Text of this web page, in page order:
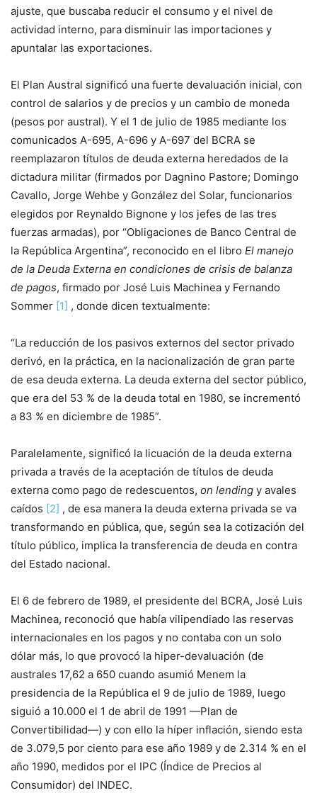
ajuste, que buscaba reducir el consumo y el nivel de
actividad interno, para disminuir las importaciones y
apuntalar las exportaciones.
El Plan Austral significó una fuerte devaluación inicial, con
control de salarios y de precios y un cambio de moneda
(pesos por austral). Y el 1 de julio de 1985 mediante los
comunicados A-695, A-696 y A-697 del BCRA se
reemplazaron títulos de deuda externa heredados de la
dictadura militar (firmados por Dagnino Pastore; Domingo
Cavallo, Jorge Wehbe y González del Solar, funcionarios
elegidos por Reynaldo Bignone y los jefes de las tres
fuerzas armadas), por “Obligaciones de Banco Central de
la República Argentina”, reconocido en el libro El manejo
de la Deuda Externa en condiciones de crisis de balanza
de pagos, firmado por José Luis Machinea y Fernando
Sommer [1] , donde dicen textualmente:
“La reducción de los pasivos externos del sector privado
derivó, en la práctica, en la nacionalización de gran parte
de esa deuda externa. La deuda externa del sector público,
que era del 53 % de la deuda total en 1980, se incrementó
a 83 % en diciembre de 1985”.
Paralelamente, significó la licuación de la deuda externa
privada a través de la aceptación de títulos de deuda
externa como pago de redescuentos, on lending y avales
caídos [2] , de esa manera la deuda externa privada se va
transformando en pública, que, según sea la cotización del
título público, implica la transferencia de deuda en contra
del Estado nacional.
El 6 de febrero de 1989, el presidente del BCRA, José Luis
Machinea, reconoció que había vilipendiado las reservas
internacionales en los pagos y no contaba con un solo
dólar más, lo que provocó la hiper-devaluación (de
australes 17,62 a 650 cuando asumió Menem la
presidencia de la República el 9 de julio de 1989, luego
siguió a 10.000 el 1 de abril de 1991 —Plan de
Convertibilidad—) y con ello la híper inflación, siendo esta
de 3.079,5 por ciento para ese año 1989 y de 2.314 % en el
año 1990, medidos por el IPC (Índice de Precios al
Consumidor) del INDEC.